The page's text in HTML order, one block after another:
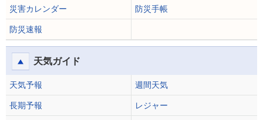
災害カレンダー
防災手帳
防災速報
天気ガイド
天気予報 週間天気
長期予報 レジャー